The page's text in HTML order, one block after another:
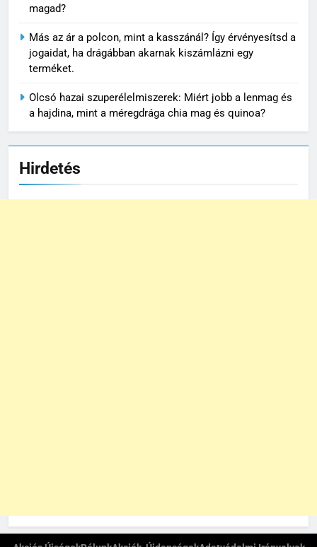
magad?
Más az ár a polcon, mint a kasszánál? Így érvényesítsd a
jogaidat, ha drágábban akarnak kiszámlázni egy
terméket.
Olcsó hazai szuperélelmiszerek: Miért jobb a lenmag és
a hajdina, mint a méregdrága chia mag és quinoa?
Hirdetés